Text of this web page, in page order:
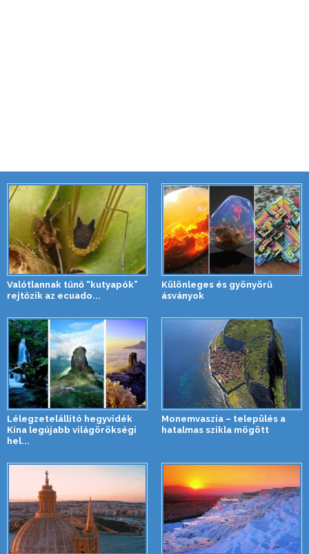
Valótlannak tűnő “kutyapók”
rejtőzik az ecuado...
Különleges és gyönyörű
ásványok
Lélegzetelállító hegyvidék
Kína legújabb világörökségi
hel...
Monemvaszia – település a
hatalmas szikla mögött